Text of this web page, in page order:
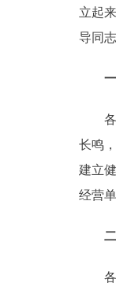
走进北京
立起
导同
各地
长鸣
建立
经营
二
各地